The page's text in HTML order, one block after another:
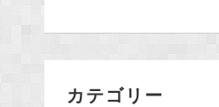
カテゴリー